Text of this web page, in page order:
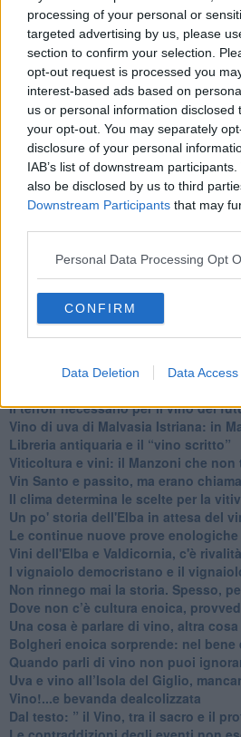
processing of your personal or
targeted advertising by us, please
section to confirm your selection.
opt-out request is processed you
interest-based ads based on
us or personal information disclosed
your opt-out. You may separately
disclosure of your personal
IAB’s list of downstream
also be disclosed by us to third
Downstream Participants that may
Personal Data Processing Opt
CONFIRM
Data Deletion Data Access
Newsletter QUInews - ToscanaMedia.
alle 20:00 direttamente nella tua
Basta cliccareQUI
Fotogallery
Ti potrebbe interessare anche:
​Che “Odissea sia”
Scuola di vita e creatività
​La volontà di essere “primi”
​I vini della Maremma si stanno
Il terroir necessario per il vino del
​Vino di uva di Malvasia Istriana: in
​Libreria antiquaria e il “vino scritto”
​Viticoltura e vini: il Manzoni che non
​Vin Santo e passito, ma erano
Il clima determina le scelte per la
Un po' storia dell'Elba in attesa del
Le continue nuove prove
Vini dell'Elba e Valdicornia, c'è
​I vignaiolo democristano e il
​Non rinnego mai la storia. Spesso,
​Dove non c’è cultura enoica,
​Una cosa è parlare di vino, altra
Bolgheri enoica sorprende: nel bene
​Quando parli di vino non puoi
Uva e vino all’Isola del Giglio,
​Vino!...e bevanda dealcolizzata
​Dal testo: ” il Vino, tra il sacro e il